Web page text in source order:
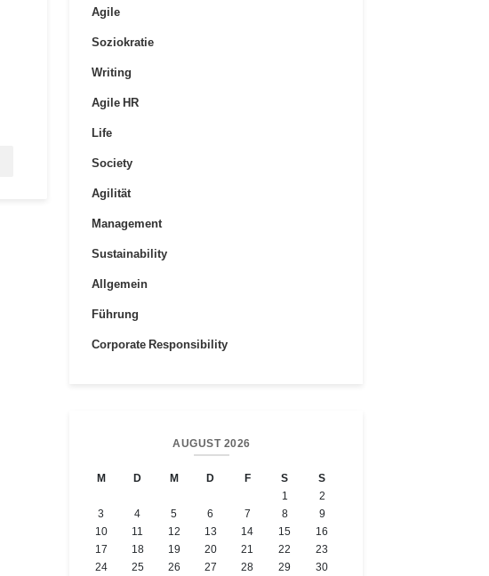
Agile
Soziokratie
Writing
Agile HR
Life
Society
Agilität
Management
Sustainability
Allgemein
Führung
Corporate Responsibility
AUGUST 2026
M D M D F S S
1
2
3
4 5 6 7 8
9
10
11 12 13 14 15
16
17
18 19 20 21 22
23
24
25 26 27 28 29
30